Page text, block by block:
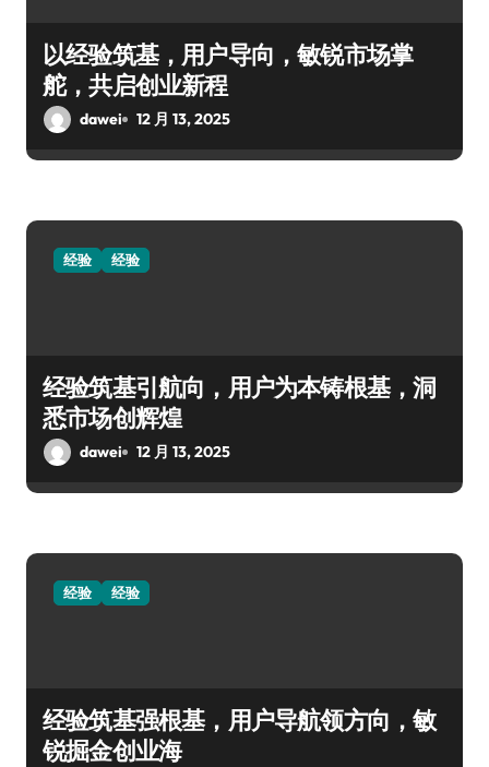
以经验筑基，用户导向，敏锐市场掌
舵，共启创业新程
dawei 12 月 13, 2025
经验 经验
经验筑基引航向，用户为本铸根基，洞
悉市场创辉煌
dawei 12 月 13, 2025
经验 经验
经验筑基强根基，用户导航领方向，敏
锐掘金创业海